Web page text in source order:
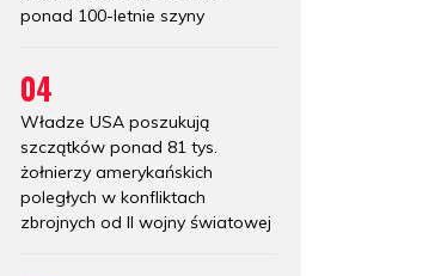
ponad 100-letnie szyny
04
Władze USA poszukują
szczątków ponad 81 tys.
żołnierzy amerykańskich
poległych w konfliktach
zbrojnych od II wojny światowej